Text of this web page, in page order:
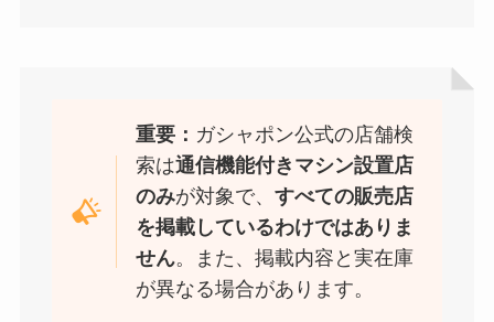
重要： ガシャポン公式の店舗検
索は通信機能付きマシン設置店
のみが対象で、すべての販売店
を掲載しているわけではありま
せん。また、掲載内容と実在庫
が異なる場合があります。